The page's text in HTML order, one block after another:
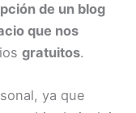
de un blog
que nos
gratuitos.
ya que